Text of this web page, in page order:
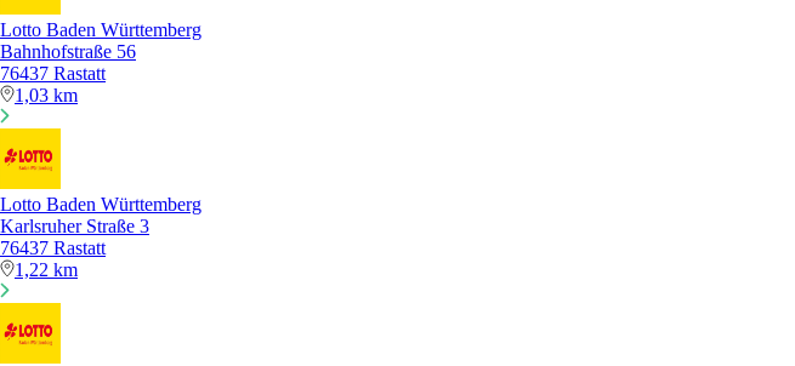
Lotto Baden Württemberg
Bahnhofstraße 56
76437 Rastatt
1,03 km
Lotto Baden Württemberg
Karlsruher Straße 3
76437 Rastatt
1,22 km